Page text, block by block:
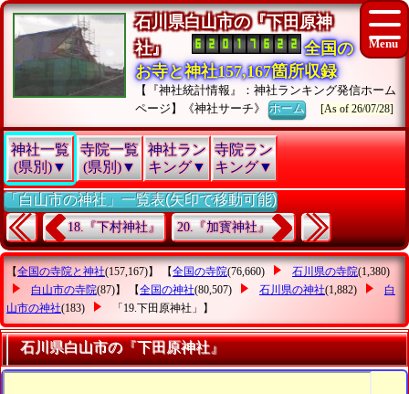
石川県白山市の『下田原神
社』
全国の
お寺と神社157,167箇所収録
【『神社統計情報』：神社ランキング発信ホーム
ページ】《神社サーチ》ホーム [As of 26/07/28]
神社一覧
(県別)▼
寺院一覧
(県別)▼
神社ラン
キング▼
寺院ラン
キング▼
「白山市の神社」一覧表(矢印で移動可能)
18.『下村神社』 20.『加寳神社』
【全国の寺院と神社(157,167)】 【全国の寺院(76,660) 石川県の寺院(1,380)
白山市の寺院(87)】 【全国の神社(80,507) 石川県の神社(1,882)
白
山市の神社(183) 「19.下田原神社」 】
石川県白山市の『下田原神社』